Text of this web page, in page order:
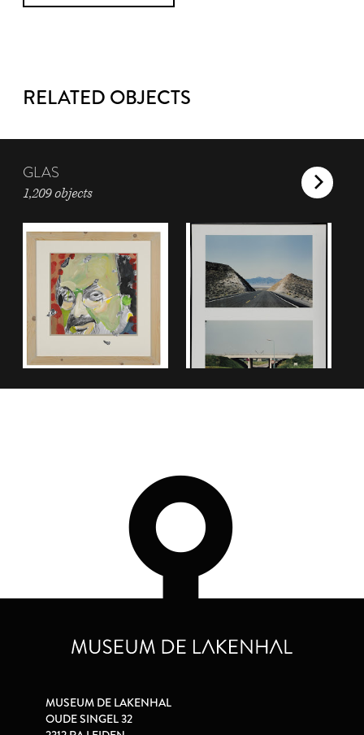
RELATED OBJECTS
GLAS
1,209 objects
MUSEUM DE LAKENHAL
OUDE SINGEL 32